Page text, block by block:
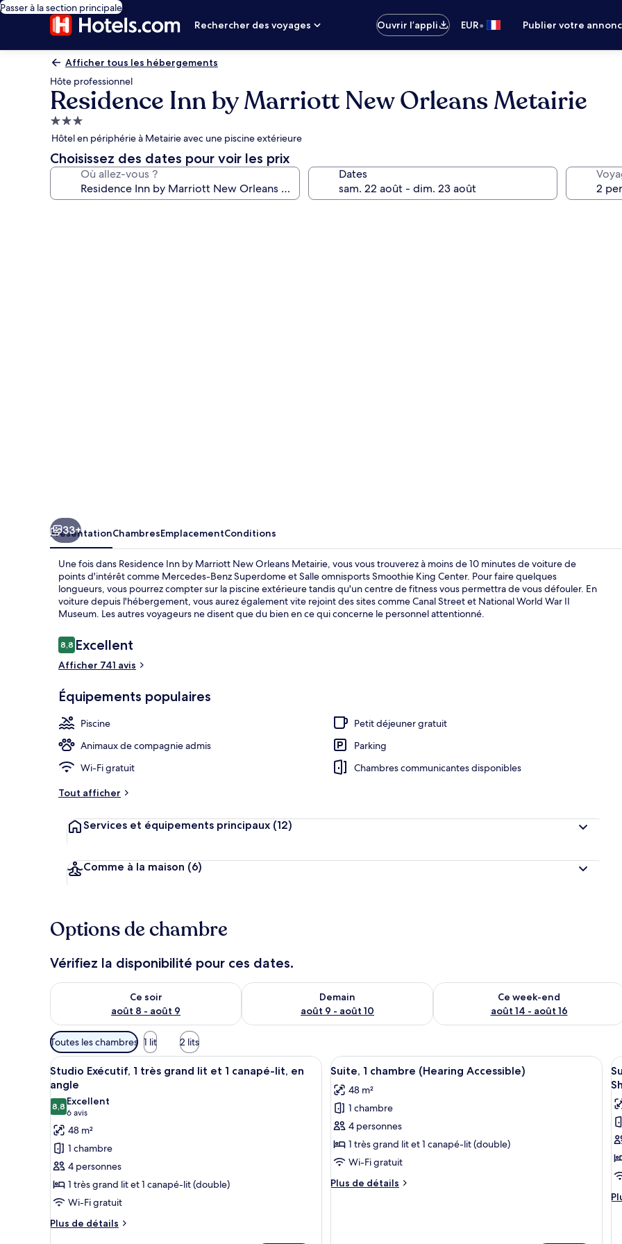
Passer à la section principale
Rechercher des voyages
Ouvrir l’appli EUR• Publier votre
Afficher tous les hébergements
Hôte professionnel
Residence Inn by Marriott New Orleans Metairie
Hébergement
3.0 étoiles
Hôtel en périphérie à Metairie avec une piscine extérieure
Choisissez des dates pour voir les prix
Où allez-vous ? Dates
33+
PrésentationChambresEmplacementConditions
Une fois dans Residence Inn by Marriott New Orleans Metairie, vous vous trouverez à moins de 10 minutes de voiture de
points d'intérêt comme Mercedes-Benz Superdome et Salle omnisports Smoothie King Center. Pour faire quelques
longueurs, vous pourrez compter sur la piscine extérieure tandis qu'un centre de fitness vous permettra de vous défouler. En
voiture depuis l'hébergement, vous aurez également vite rejoint des sites comme Canal Street et National World War II
Museum. Les autres voyageurs ne disent que du bien en ce qui concerne le personnel attentionné.
Avis
voyageurs
8,88,8 sur 10
Excellent
Afficher 741 avis
Équipements populaires
Piscine
Petit déjeuner gratuit
Animaux de compagnie admis
Parking
Wi-Fi gratuit
Chambres communicantes disponibles
Tout afficher
Services et équipements principaux (12)
Comme à la maison (6)
Options de chambre
Vérifiez la disponibilité pour ces dates.
Ce soir
août 8 - août 9
Vérifier la disponibilité pour ce soir août 8 - août 9
Demain
août 9 - août 10
Vérifier la disponibilité pour demain août 9 - août 10
Ce week-end
août 14 - août 16
Vérifier la disponibilité pour ce week-
Filtres
disponibles
pour
les
chambres
Toutes les chambres 1 lit 2 lits
Afficher
toutes
les
photos
pour
ce
type
de
chambre :
Studio
Exécutif,
Une chambre d’hôtel comprenant un lit, un bureau avec une chaise, une télévision, un canapé et une lampe.
7
Studio Exécutif, 1 très grand lit et 1 canapé-lit, en
angle
8,88,8 sur 10
Excellent
6 avis
(6 avis)
48 m²
1 chambre
4 personnes
1 très grand lit et 1 canapé-lit (double)
Wi-Fi gratuit
Plus de détails
Plus
Afficher
toutes
les
photos
pour
ce
type
chambre :
Une chambre d’hôtel avec un lit, un
8
Suite, 1 chambre (Hearing Accessible)
48 m²
1 chambre
4 personnes
1 très grand lit et 1 canapé-lit (double)
Wi-Fi gratuit
Plus de détails
Plus